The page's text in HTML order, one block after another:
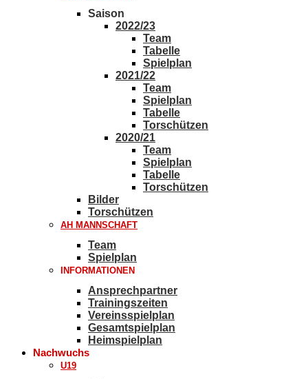
Saison
2022/23
Team
Tabelle
Spielplan
2021/22
Team
Spielplan
Tabelle
Torschützen
2020/21
Team
Spielplan
Tabelle
Torschützen
Bilder
Torschützen
AH MANNSCHAFT
Team
Spielplan
INFORMATIONEN
Ansprechpartner
Trainingszeiten
Vereinsspielplan
Gesamtspielplan
Heimspielplan
Nachwuchs
U19